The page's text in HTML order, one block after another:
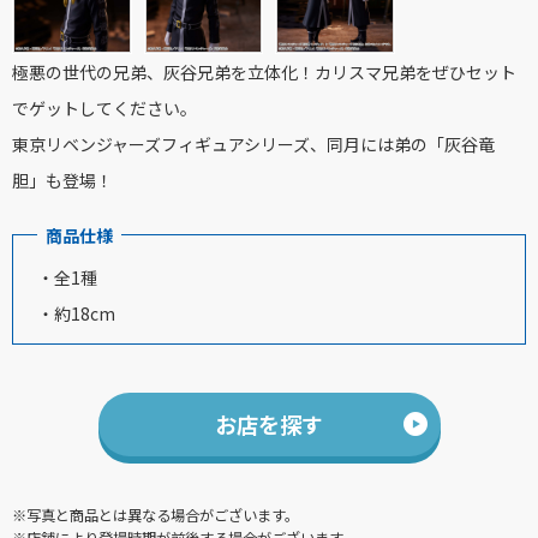
極悪の世代の兄弟、灰谷兄弟を立体化！カリスマ兄弟をぜひセット
でゲットしてください。
東京リベンジャーズフィギュアシリーズ、同月には弟の「灰谷竜
胆」も登場！
商品仕様
・全1種
・約18cm
お店を探す
※写真と商品とは異なる場合がございます。